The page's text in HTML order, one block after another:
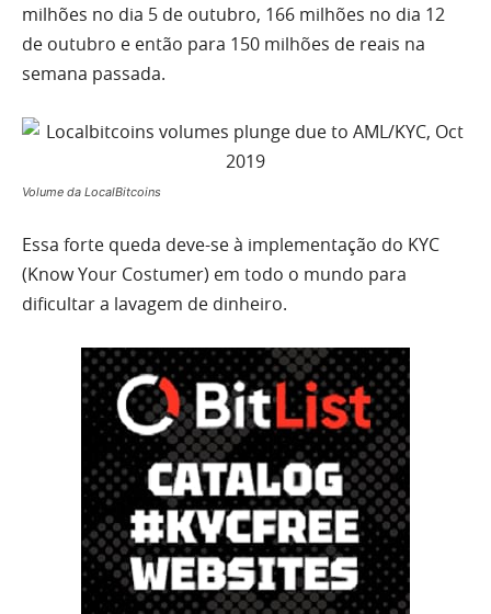
milhões no dia 5 de outubro, 166 milhões no dia 12
de outubro e então para 150 milhões de reais na
semana passada.
Volume da LocalBitcoins
Essa forte queda deve-se à implementação do KYC
(Know Your Costumer) em todo o mundo para
dificultar a lavagem de dinheiro.